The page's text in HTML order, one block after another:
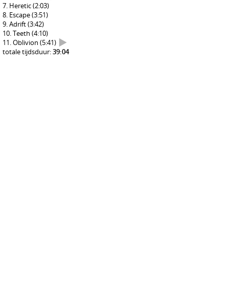
Heretic(2:03)
Escape(3:51)
Adrift(3:42)
Teeth (4:10)
Oblivion (5:41)
totale tijdsduur:39:04